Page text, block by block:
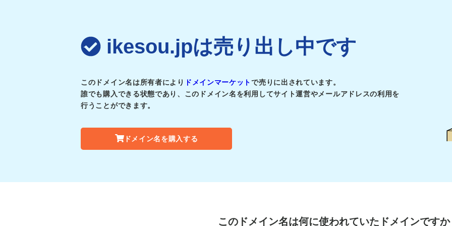
ikesou.jpは売り出し中です
このドメイン名は所有者により ドメインマーケットで売りに出されています。
誰でも購入できる状態であり、このドメイン名を利用してサイト運営やメールアドレスの利用を
行うことができます。
ドメイン名を購入する
このドメイン名は何に使われていたドメインですか